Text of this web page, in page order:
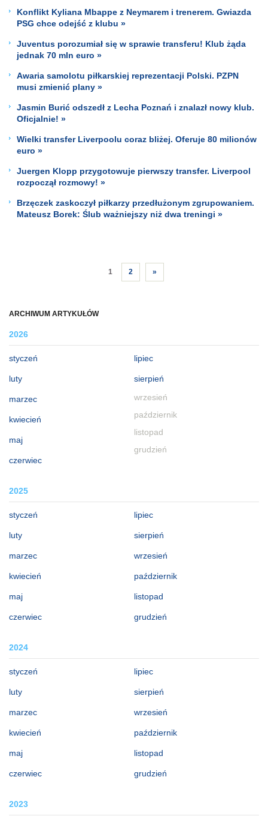
ARCHIWUM ARTYKUŁÓW
2026
styczeń
luty
marzec
kwiecień
maj
czerwiec
lipiec
sierpień
wrzesień
październik
listopad
grudzień
2025
styczeń
luty
marzec
kwiecień
maj
czerwiec
lipiec
sierpień
wrzesień
październik
listopad
grudzień
2024
styczeń
luty
marzec
kwiecień
maj
czerwiec
lipiec
sierpień
wrzesień
październik
listopad
grudzień
2023
Konflikt Kyliana Mbappe z Neymarem i trenerem. Gwiazda
PSG chce odejść z klubu »
Juventus porozumiał się w sprawie transferu! Klub żąda
jednak 70 mln euro »
Awaria samolotu piłkarskiej reprezentacji Polski. PZPN
musi zmienić plany »
Jasmin Burić odszedł z Lecha Poznań i znalazł nowy klub.
Oficjalnie! »
Wielki transfer Liverpoolu coraz bliżej. Oferuje 80 milionów
euro »
Juergen Klopp przygotowuje pierwszy transfer. Liverpool
rozpoczął rozmowy! »
Brzęczek zaskoczył piłkarzy przedłużonym zgrupowaniem.
Mateusz Borek: Ślub ważniejszy niż dwa treningi »
1 2 »